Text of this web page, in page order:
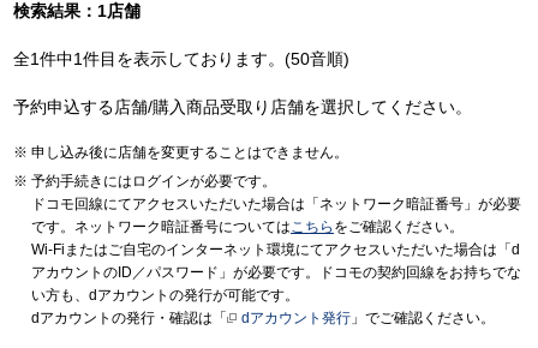
検索結果：1店舗
全1件中1件目を表示しております。(50音順)
予約申込する店舗/購入商品受取り店舗を選択してください。
申し込み後に店舗を変更することはできません。
予約手続きにはログインが必要です。
ドコモ回線にてアクセスいただいた場合は「ネットワーク暗証番号」が必要
です。ネットワーク暗証番号についてはこちら をご確認ください。
Wi-Fiまたはご自宅のインターネット環境にてアクセスいただいた場合は「d
アカウントのID／パスワード」が必要です。ドコモの契約回線をお持ちでな
い方も、dアカウントの発行が可能です。
dアカウントの発行・確認は「
dアカウント発行 」でご確認ください。